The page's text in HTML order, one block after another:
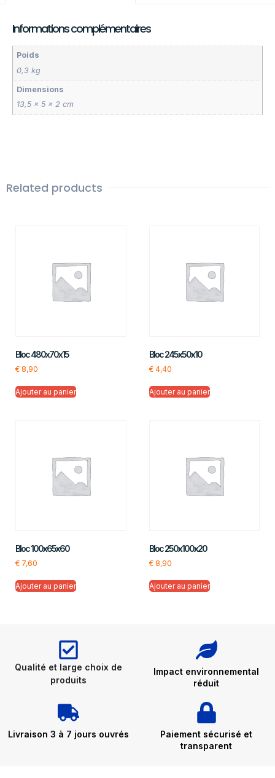
Informations complémentaires
Poids
0,3 kg
Dimensions
13,5 × 5 × 2 cm
Related products
Bloc 480x70x15
€ 8,90
Ajouter au panier
Bloc 245x50x10
€4,40
Ajouter au panier
Bloc 100x65x60
€ 7,60
Ajouter au panier
Bloc 250x100x20
€8,90
Ajouter au panier
Qualité et large choix de
produits
Impact environnemental
réduit
Livraison 3 à 7 jours ouvrés
Paiement sécurisé et
transparent